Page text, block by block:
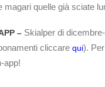
magari quelle già sciate
– Skialper di
cliccare qui).
app!